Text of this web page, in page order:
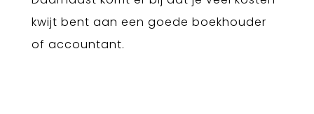
kwijt bent aan een goede boekhouder
of accountant.